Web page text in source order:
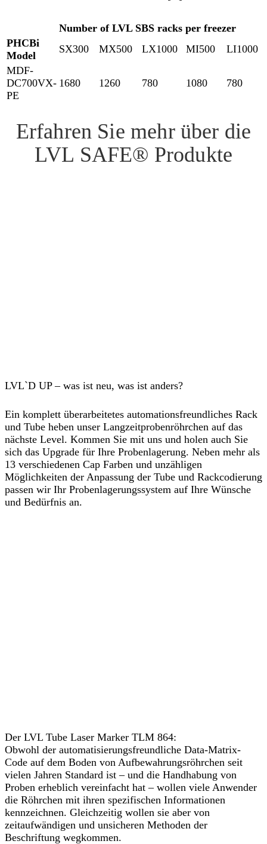
Number of LVL SBS racks per freezer
PHCBi
Model
SX300 MX500 LX1000 MI500
LI1000
MDF-
DC700VX-
PE
1680 1260 780 1080 780
Erfahren Sie mehr über die
LVL SAFE® Produkte
LVL`D UP – was ist neu, was ist anders?
Ein komplett überarbeitetes automationsfreundliches Rack
und Tube heben unser Langzeitprobenröhrchen auf das
nächste Level. Kommen Sie mit uns und holen auch Sie
sich das Upgrade für Ihre Probenlagerung. Neben mehr als
13 verschiedenen Cap Farben und unzähligen
Möglichkeiten der Anpassung der Tube und Rackcodierung
passen wir Ihr Probenlagerungssystem auf Ihre Wünsche
und Bedürfnis an.
Der LVL Tube Laser Marker TLM 864:
Obwohl der automatisierungsfreundliche Data-Matrix-
Code auf dem Boden von Aufbewahrungsröhrchen seit
vielen Jahren Standard ist – und die Handhabung von
Proben erheblich vereinfacht hat – wollen viele Anwender
die Röhrchen mit ihren spezifischen Informationen
kennzeichnen. Gleichzeitig wollen sie aber von
zeitaufwändigen und unsicheren Methoden der
Beschriftung wegkommen.